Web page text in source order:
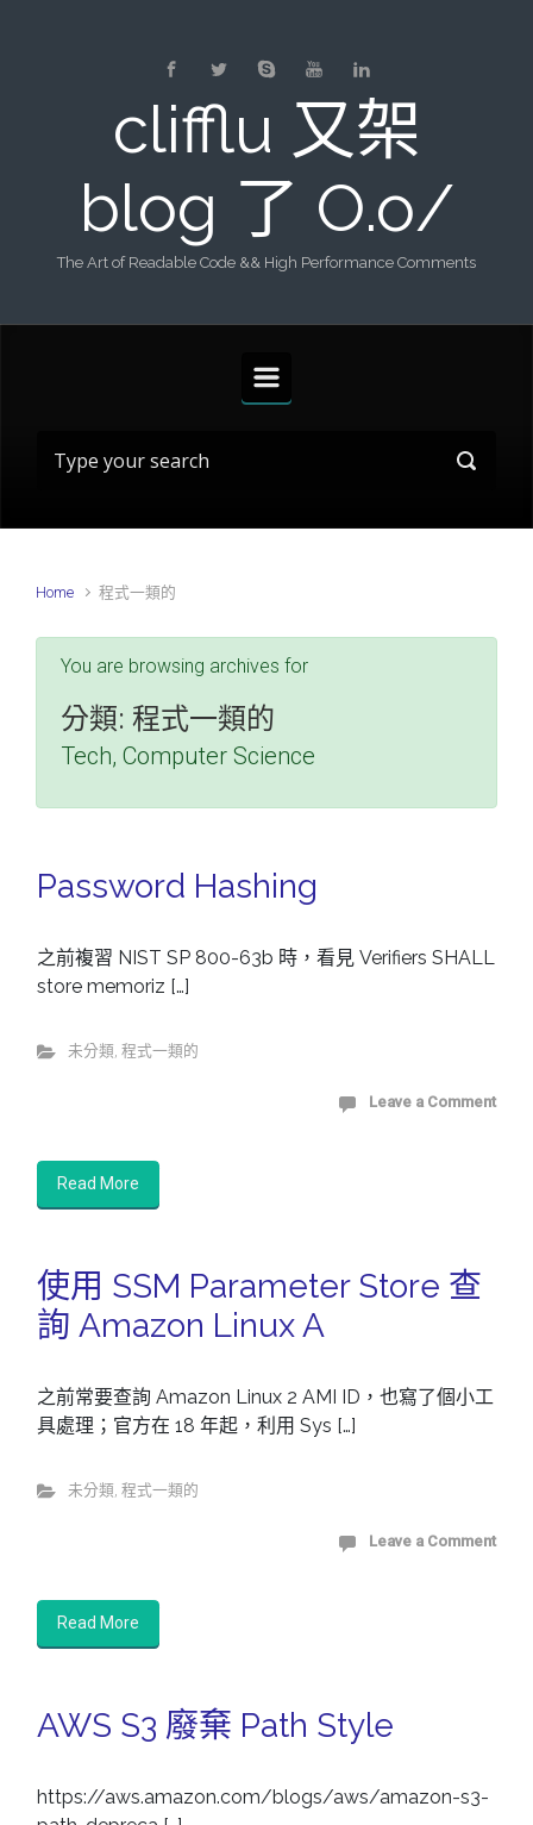
clifflu 又架
blog 了 O.o/
The Art of Readable Code && High Performance Comments
Home 程式一類的
You are browsing archives for
分類: 程式一類的
Tech, Computer Science
Password Hashing
之前複習 NIST SP 800-63b 時，看見 Verifiers SHALL
store memoriz […]
未分類, 程式一類的
Leave a Comment
Read More
使用 SSM Parameter Store 查
詢 Amazon Linux A
之前常要查詢 Amazon Linux 2 AMI ID，也寫了個小工
具處理；官方在 18 年起，利用 Sys […]
未分類, 程式一類的
Leave a Comment
Read More
AWS S3 廢棄 Path Style
https://aws.amazon.com/blogs/aws/amazon-s3-